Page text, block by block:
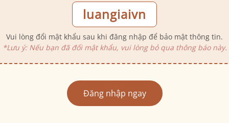
luangiaivn
Vui lòng đổi mật khẩu sau khi đăng nhập để bảo mật thông tin.
*Lưu ý: Nếu bạn đã đổi mật khẩu, vui lòng bỏ qua thông báo này.
Đăng nhập ngay